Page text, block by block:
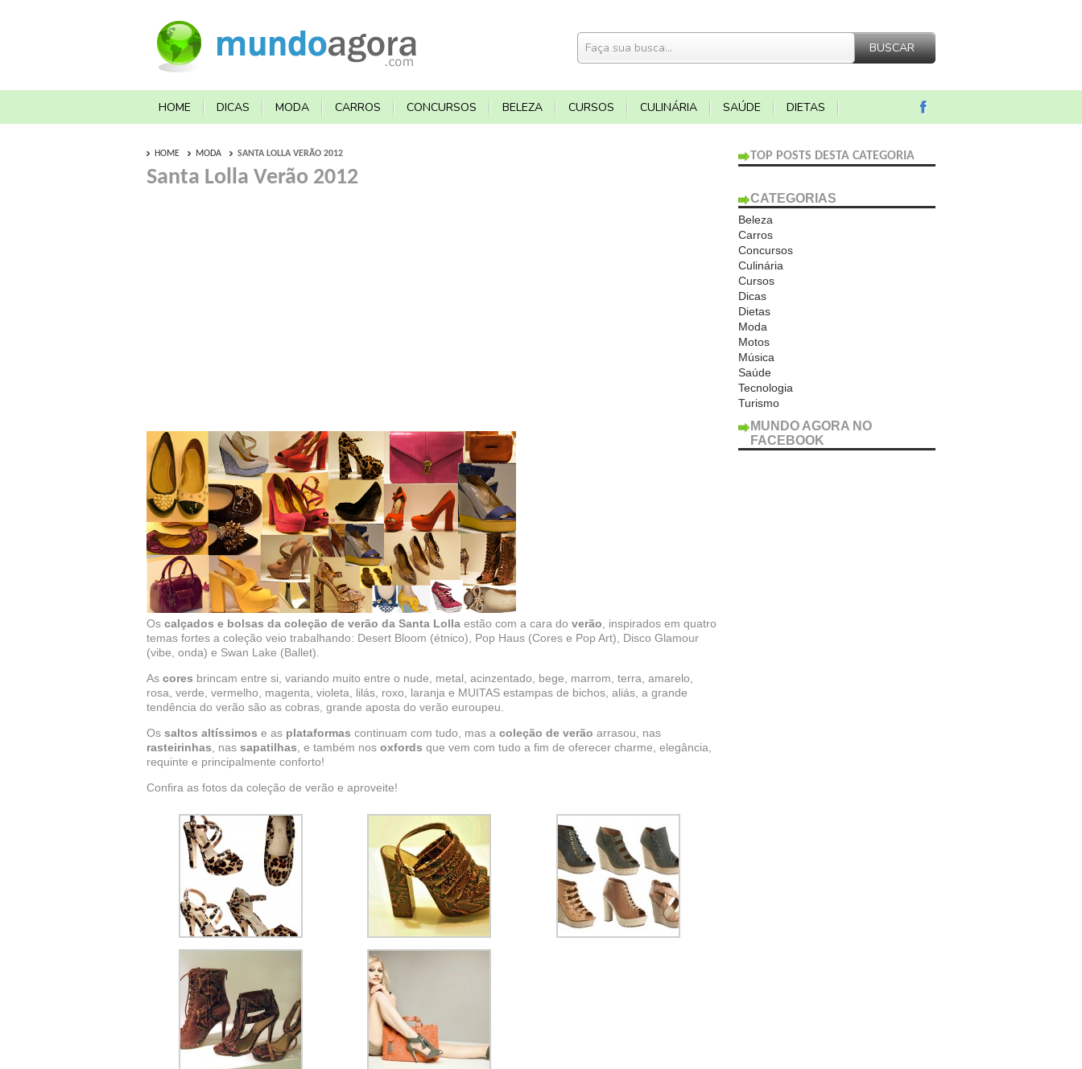
HOME DICAS MODA CARROS CONCURSOS BELEZA CURSOS CULINÁRIA SAÚDE DIETAS
HOME MODA SANTA LOLLA VERÃO 2012
Santa Lolla Verão 2012
Os calçados e bolsas da coleção de verão da Santa Lolla estão com a cara do verão, inspirados em quatro
temas fortes a coleção veio trabalhando: Desert Bloom (étnico), Pop Haus (Cores e Pop Art), Disco Glamour
(vibe, onda) e Swan Lake (Ballet).
As cores brincam entre si, variando muito entre o nude, metal, acinzentado, bege, marrom, terra, amarelo,
rosa, verde, vermelho, magenta, violeta, lilás, roxo, laranja e MUITAS estampas de bichos, aliás, a grande
tendência do verão são as cobras, grande aposta do verão euroupeu.
Os saltos altíssimos e as plataformas continuam com tudo, mas a coleção de verão arrasou, nas
rasteirinhas, nas sapatilhas, e também nos oxfords que vem com tudo a fim de oferecer charme, elegância,
requinte e principalmente conforto!
Confira as fotos da coleção de verão e aproveite!
TOP POSTS DESTA CATEGORIA
CATEGORIAS
Beleza
Carros
Concursos
Culinária
Cursos
Dicas
Dietas
Moda
Motos
Música
Saúde
Tecnologia
Turismo
MUNDO AGORA NO
FACEBOOK